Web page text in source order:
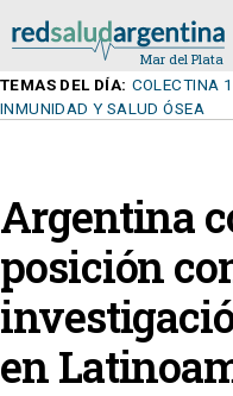
TEMAS DEL DÍA: COLECTINA
INMUNIDAD Y SALUD ÓSEA
Argentina
posición
en